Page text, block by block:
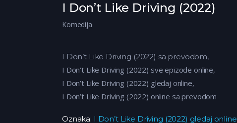
I Don’t Like Driving (2022)
Komedija
I Don’t Like Driving (2022) sa prevodom,
I Don’t Like Driving (2022) sve epizode online,
I Don’t Like Driving (2022) gledaj online,
I Don’t Like Driving (2022) online sa prevodom
Oznaka: I Don’t Like Driving (2022) gledaj online